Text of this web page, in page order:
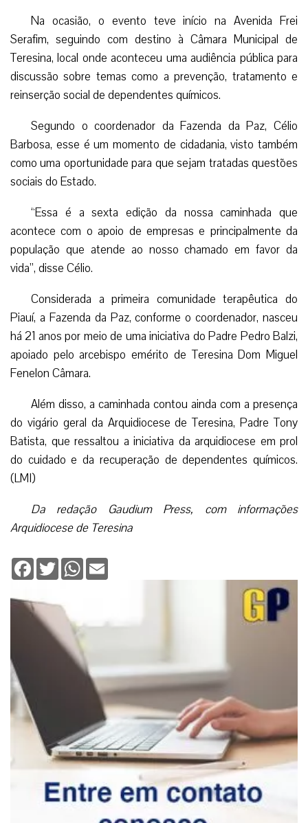
Na ocasião, o evento teve início na Avenida Frei
Serafim, seguindo com destino à Câmara Municipal de
Teresina, local onde aconteceu uma audiência pública para
discussão sobre temas como a prevenção, tratamento e
reinserção social de dependentes químicos.
Segundo o coordenador da Fazenda da Paz, Célio
Barbosa, esse é um momento de cidadania, visto também
como uma oportunidade para que sejam tratadas questões
sociais do Estado.
“Essa é a sexta edição da nossa caminhada que
acontece com o apoio de empresas e principalmente da
população que atende ao nosso chamado em favor da
vida”, disse Célio.
Considerada a primeira comunidade terapêutica do
Piauí, a Fazenda da Paz, conforme o coordenador, nasceu
há 21 anos por meio de uma iniciativa do Padre Pedro Balzi,
apoiado pelo arcebispo emérito de Teresina Dom Miguel
Fenelon Câmara.
Além disso, a caminhada contou ainda com a presença
do vigário geral da Arquidiocese de Teresina, Padre Tony
Batista, que ressaltou a iniciativa da arquidiocese em prol
do cuidado e da recuperação de dependentes químicos.
(LMI)
Da redação Gaudium Press, com informações
Arquidiocese de Teresina
Facebook
TwitterWhatsApp